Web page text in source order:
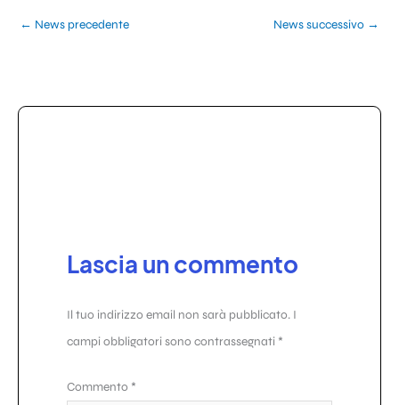
← News precedente News successivo →
Lascia un commento
Il tuo indirizzo email non sarà pubblicato. I
campi obbligatori sono contrassegnati *
Commento *